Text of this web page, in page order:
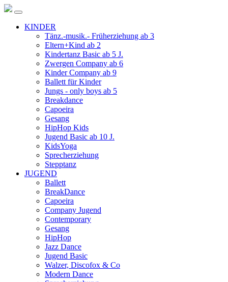
KINDER
Tänz.-musik.- Früherziehung ab 3
Eltern+Kind ab 2
Kindertanz Basic ab 5 J.
Zwergen Company ab 6
Kinder Company ab 9
Ballett für Kinder
Jungs - only boys ab 5
Breakdance
Capoeira
Gesang
HipHop Kids
Jugend Basic ab 10 J.
KidsYoga
Sprecherziehung
Stepptanz
JUGEND
Ballett
BreakDance
Capoeira
Company Jugend
Contemporary
Gesang
HipHop
Jazz Dance
Jugend Basic
Walzer, Discofox & Co
Modern Dance